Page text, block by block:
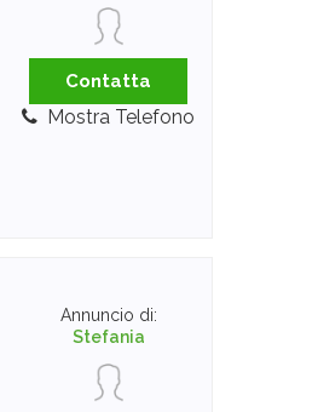
Contatta
Mostra Telefono
Annuncio di:
Stefania